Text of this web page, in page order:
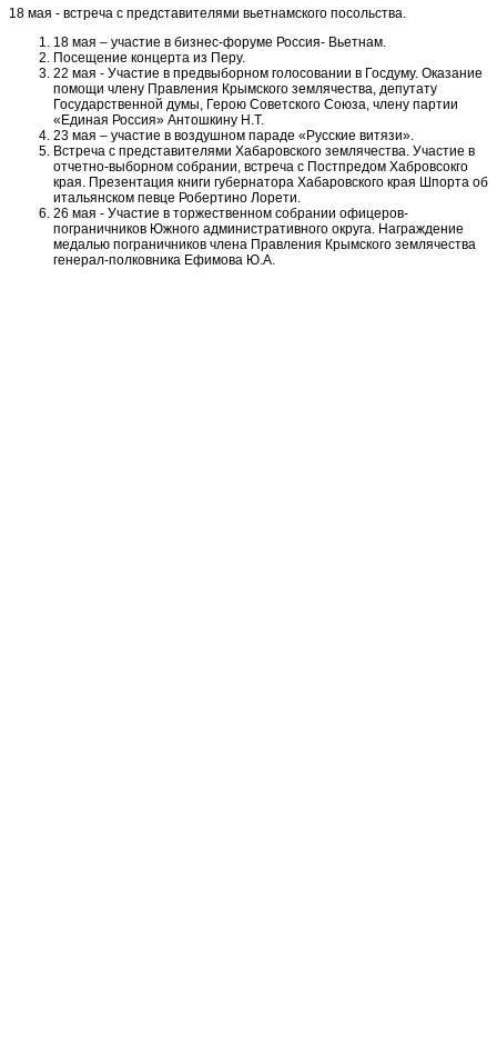
18 мая - встреча с представителями вьетнамского посольства.
18 мая – участие в бизнес-форуме Россия- Вьетнам.
Посещение концерта из Перу.
22 мая - Участие в предвыборном голосовании в Госдуму. Оказание
помощи члену Правления Крымского землячества, депутату
Государственной думы, Герою Советского Союза, члену партии
«Единая Россия» Антошкину Н.Т.
23 мая – участие в воздушном параде «Русские витязи».
Встреча с представителями Хабаровского землячества. Участие в
отчетно-выборном собрании, встреча с Постпредом Хабровсокго
края. Презентация книги губернатора Хабаровского края Шпорта об
итальянском певце Робертино Лорети.
26 мая - Участие в торжественном собрании офицеров-
пограничников Южного административного округа. Награждение
медалью пограничников члена Правления Крымского землячества
генерал-полковника Ефимова Ю.А.